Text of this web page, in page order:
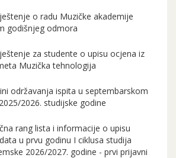
o radu Muzičke akademije
godišnjeg odmora
za studente o upisu ocjena iz
Muzička tehnologija
održavanja ispita u septembarskom
2026. studijske godine
rang lista i informacije o upisu
u prvu godinu I ciklusa studija
2026/2027. godine - prvi prijavni